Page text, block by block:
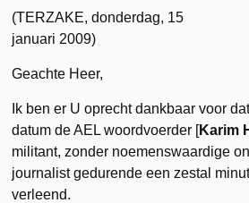
(TERZAKE, donderdag, 15
januari 2009)
Geachte Heer,
Ik ben er U oprecht dankbaar voor
datum de AEL woordvoerder [Karim
militant, zonder noemenswaardige
journalist gedurende een zestal
verleend.